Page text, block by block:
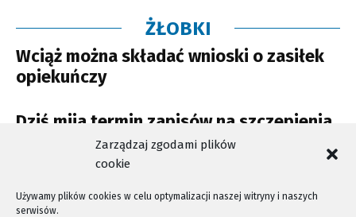
Zarządzaj zgodami plików
cookie
Używamy plików cookies w celu optymalizacji naszej witryny i naszych
serwisów.
ŻŁOBKI
Wciąż można składać wnioski o zasiłek
opiekuńczy
Dziś mija termin zapisów na szczepienia
dla opiekunów